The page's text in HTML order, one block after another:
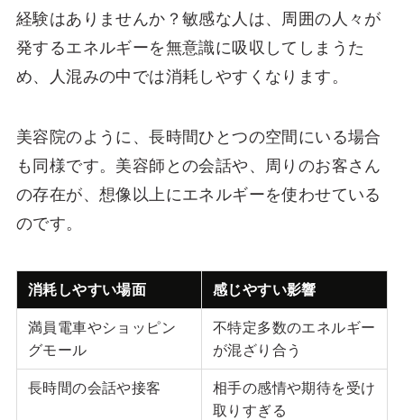
経験はありませんか？敏感な人は、周囲の人々が
発するエネルギーを無意識に吸収してしまうた
め、人混みの中では消耗しやすくなります。
美容院のように、長時間ひとつの空間にいる場合
も同様です。美容師との会話や、周りのお客さん
の存在が、想像以上にエネルギーを使わせている
のです。
消耗しやすい場面 感じやすい影響
満員電車やショッピン
グモール
不特定多数のエネルギー
が混ざり合う
長時間の会話や接客
相手の感情や期待を受け
取りすぎる